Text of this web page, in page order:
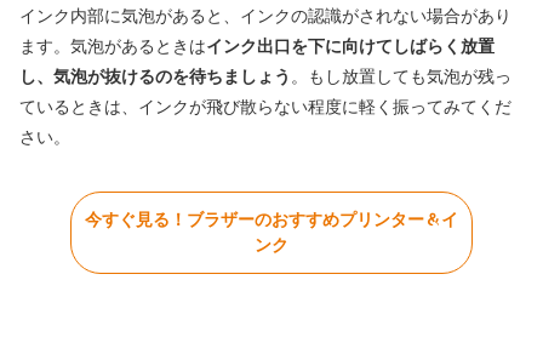
インク内部に気泡があると、インクの認識がされない場合があり
ます。気泡があるときはインク出口を下に向けてしばらく放置
し、気泡が抜けるのを待ちましょう 。もし放置しても気泡が残っ
ているときは、インクが飛び散らない程度に軽く振ってみてくだ
さい。
今すぐ見る！ブラザーのおすすめプリンター＆イ
ンク